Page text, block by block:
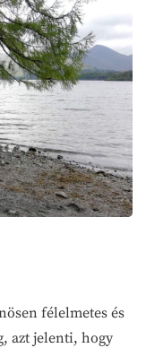
félelmetes és
azt jelenti, hogy